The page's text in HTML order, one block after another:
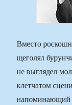
Вместо
щеголял
не выглядел
клетчатом
напоминающий